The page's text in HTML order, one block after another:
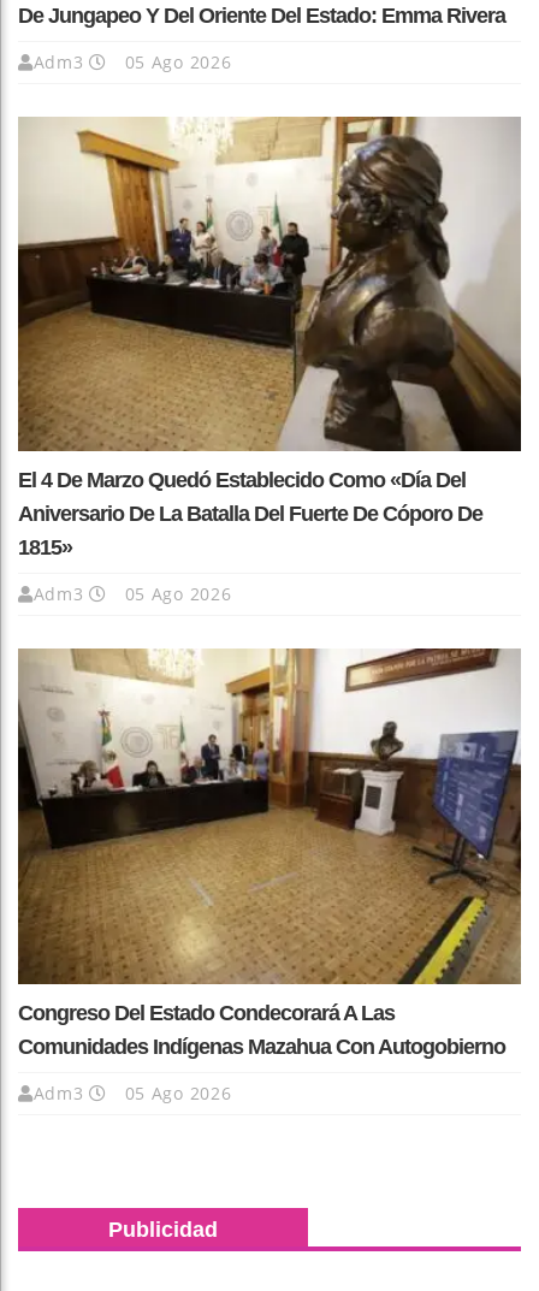
De Jungapeo Y Del Oriente Del Estado: Emma Rivera
Adm3 05 Ago 2026
El 4 De Marzo Quedó Establecido Como «Día Del
Aniversario De La Batalla Del Fuerte De Cóporo De
1815»
Adm3 05 Ago 2026
Congreso Del Estado Condecorará A Las
Comunidades Indígenas Mazahua Con Autogobierno
Adm3 05 Ago 2026
Publicidad